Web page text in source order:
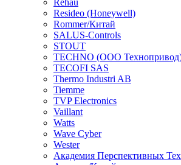
Rehau
Resideo (Honeywell)
Rommer/Китай
SALUS-Controls
STOUT
TECHNO (ООО
TECOFI SAS
Thermo Industri AB
Tiemme
TVP Electronics
Vaillant
Watts
Wave Cyber
Wester
Академия Перспективных